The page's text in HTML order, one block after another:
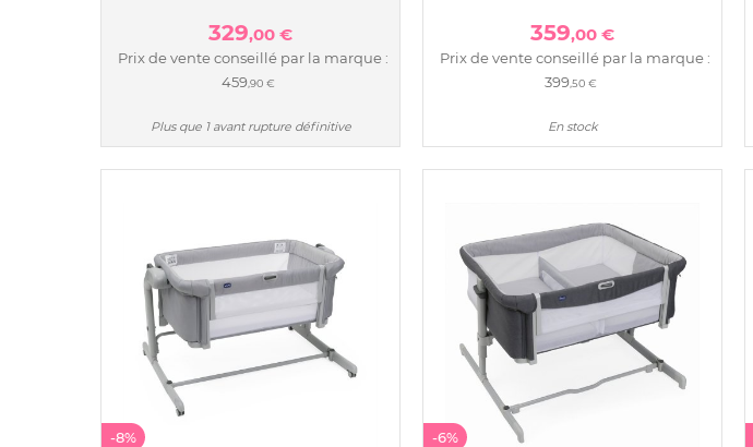
329,00 €
Prix de vente conseillé par la marque :
459,90 €
Plus que 1 avant rupture définitive
359,00 €
Prix de vente conseillé par la marque :
399,50 €
En stock
-8% -6%